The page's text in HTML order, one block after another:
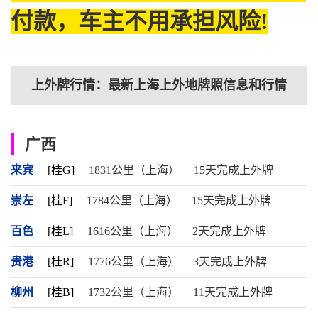
付款，车主不用承担风险!
上外牌行情：最新上海上外地牌照信息和行情
广西
来宾 [桂G] 1831公里（上海） 15天完成上外牌
崇左 [桂F] 1784公里（上海） 15天完成上外牌
百色 [桂L] 1616公里（上海） 2天完成上外牌
贵港 [桂R] 1776公里（上海） 3天完成上外牌
柳州 [桂B] 1732公里（上海） 11天完成上外牌